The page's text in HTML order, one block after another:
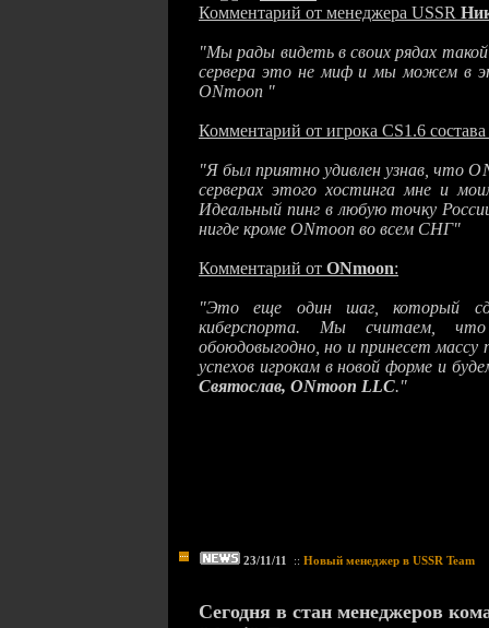
Комментарий от менеджера USSR
"Мы рады видеть в своих рядах
сервера это не миф и мы можем в
ONmoon "
Комментарий от игрока CS1.6
"Я был приятно удивлен узнав, что
серверах этого хостинга мне и
Идеальный пинг в любую точку
нигде кроме ONmoon во всем СНГ"
Комментарий от ONmoon:
"Это еще один шаг, который
киберспорта. Мы считаем,
обоюдовыгодно, но и принесет
успехов игрокам в новой форме и
Святослав, ONmoon LLC."
23/11/11 :: Новый менеджер в USSR Team
Сегодня в стан менеджеров